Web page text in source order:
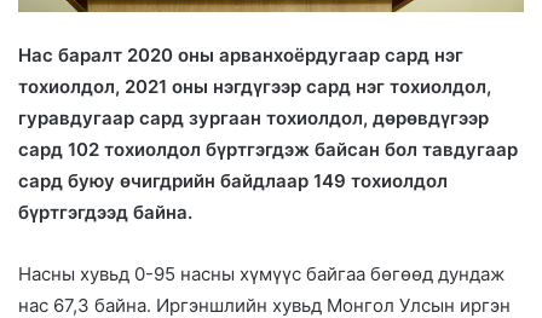
Нас баралт 2020 оны арванхоёрдугаар сард нэг
тохиолдол, 2021 оны нэгдүгээр сард нэг тохиолдол,
гуравдугаар сард зургаан тохиолдол, дөрөвдүгээр
сард 102 тохиолдол бүртгэгдэж байсан бол тавдугаар
сард буюу өчигдрийн байдлаар 149 тохиолдол
бүртгэгдээд байна.
Насны хувьд 0-95 насны хүмүүс байгаа бөгөөд дундаж
нас 67,3 байна. Иргэншлийн хувьд Монгол Улсын иргэн